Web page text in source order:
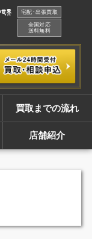
宅配･出張買取
全国対応
送料無料
買取までの流れ
店舗紹介